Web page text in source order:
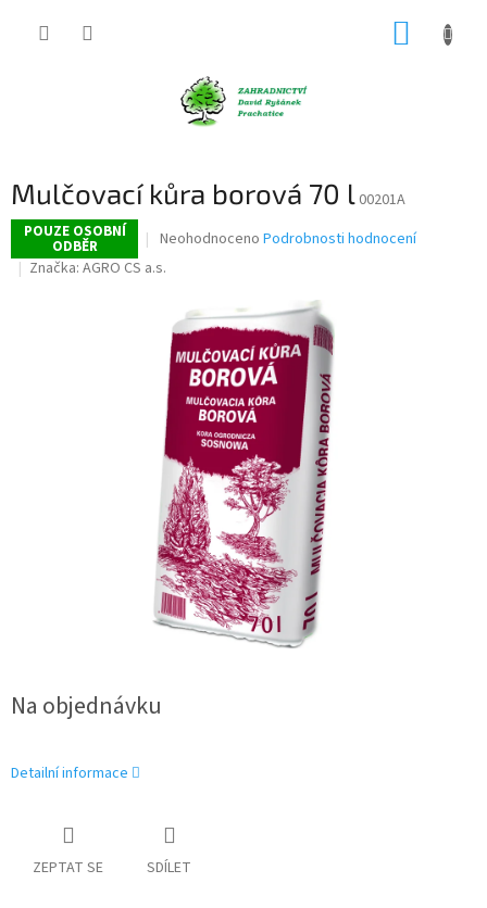
Mulčovací kůra borová 70 l 00201A
POUZE OSOBNÍ
ODBĚR
Průměrné
produktu
0,0
hvězdiček.
Neohodnoceno Podrobnosti hodnocení
Značka: AGRO CS a.s.
Na objednávku
Detailní informace
ZEPTAT SE SDÍLET